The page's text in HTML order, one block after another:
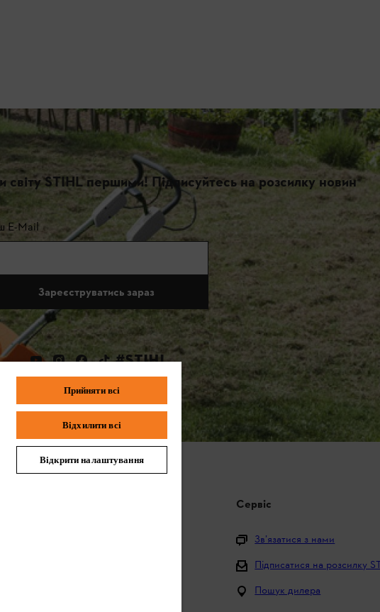
світу STIHL першими! Підписуйтесь на розсилку новин
E-Mail
Зареєструватись зараз
#STIHL
Сервіс
Зв’язатися з нами
Підписатися на розсилку
Пошук дилера
Прийняти всі
Відхилити всі
Відкрити налаштування